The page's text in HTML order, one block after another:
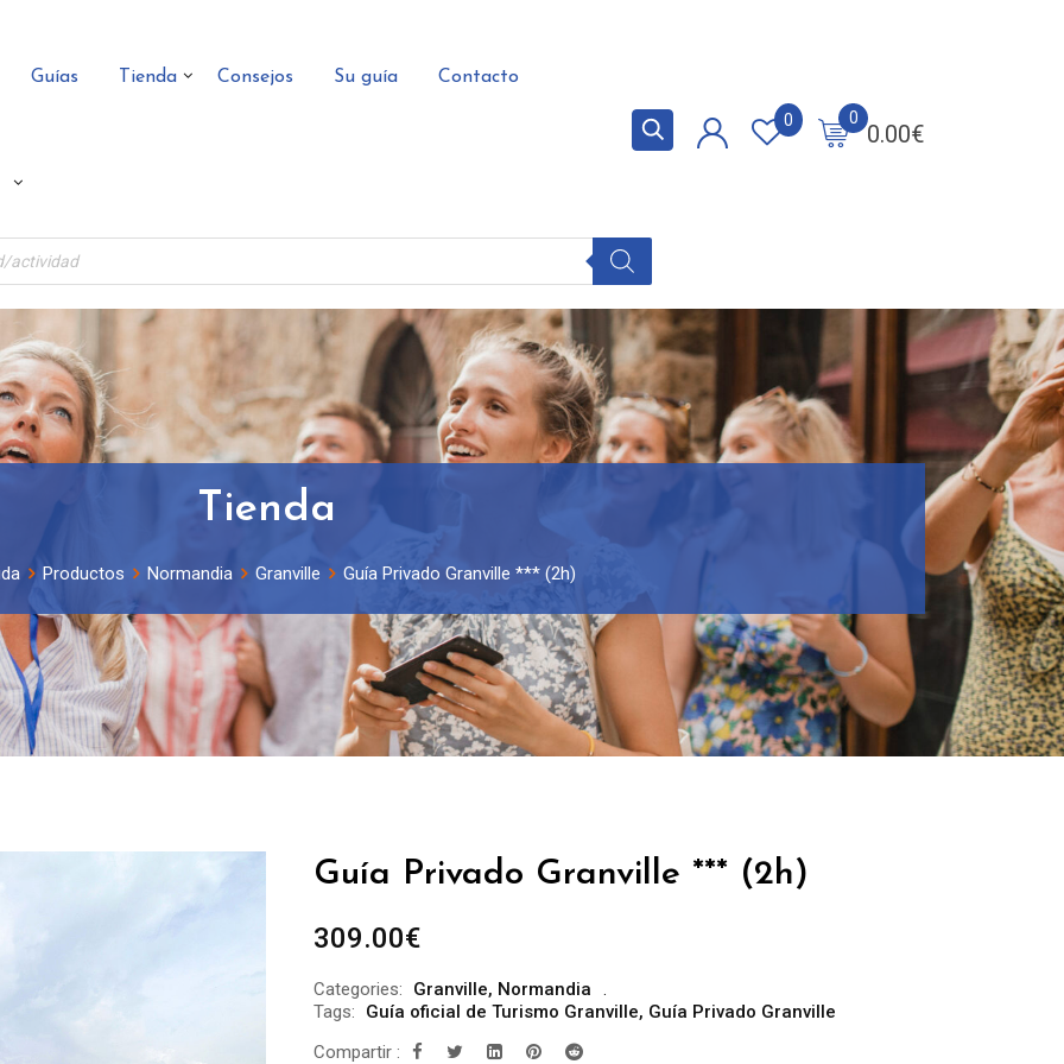
Guías Tienda Consejos Su guía Contacto
0.00€
0
0
Tienda
Productos Normandia Granville Guía Privado Granville *** (2h)
Guía Privado Granville *** (2h)
309.00€
Categories: Granville, Normandia
Tags:
Guía oficial de Turismo Granville, Guía Privado Granville
Compartir :